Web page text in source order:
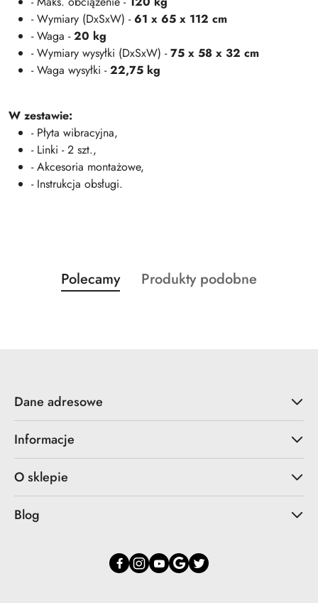
- Wymiary (DxSxW) -61 x 65 x 112 cm
- Waga -20 kg
- Wymiary wysyłki (DxSxW) -75 x 58 x 32 cm
- Waga wysyłki -22,75 kg
W zestawie:
- Płyta wibracyjna,
- Linki - 2 szt.,
- Akcesoria montażowe,
- Instrukcja obsługi.
Pomiń karuzelę produktów
Produkty
o
Polecamy
Produkty
Produkty podobne
Dane adresowe
Informacje
O sklepie
Blog